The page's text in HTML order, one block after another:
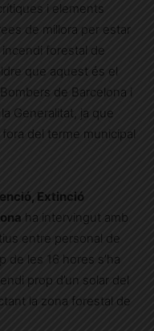
i elements
de millora per estar
incendi forestal de
que aquest és el
de Barcelona i
Generalitat, ja que
del terme municipal
Extinció
ha intervingut amb
entre personal de
de les 16 hores s’ha
prop d’un solar del
la zona forestal de